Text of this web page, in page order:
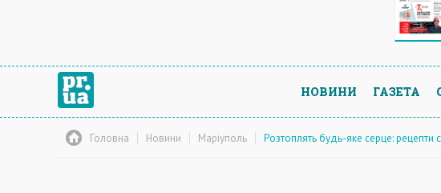
НОВИНИ ГАЗЕТА
Головна Новини Маріуполь Розтоплять будь-яке серце: